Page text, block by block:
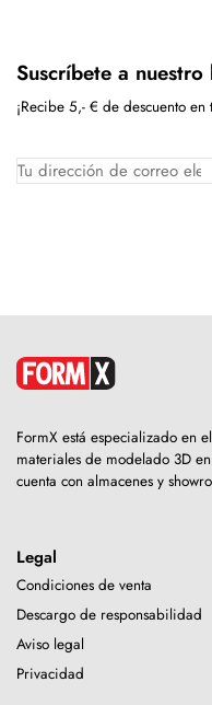
Suscríbete a
¡Recibe 5,- € de descuento
FormX está especializado en
materiales de modelado 3D
cuenta con almacenes y
Legal
Condiciones de venta
Descargo de responsabilidad
Aviso legal
Privacidad